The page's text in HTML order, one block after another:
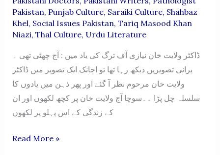
Pakistan, Punjab Culture, Saraiki Culture, Shahbaz
Khel, Social Issues Pakistan, Tariq Masood Khan
Niazi, Thal Culture, Urdu Literature
ڈاکٹر ولایت خان نیازی آف ترگ کی یاد میں : آج چھٹی تھی ۔
پرانی تصویریں دیکھ رہا تھا تو اچانک ایک تصویر میں ڈاکٹر
ولایت خان مرحوم نظر آ گئے اور پھر ذہن میں یادوں کا
سلسلہ چل پڑا ۔۔سوچا آج ولایت خان پر کچھ لکھوں اور ان
کے زندگی کے اس پہلو پر لکھوں
DR.
Read More »